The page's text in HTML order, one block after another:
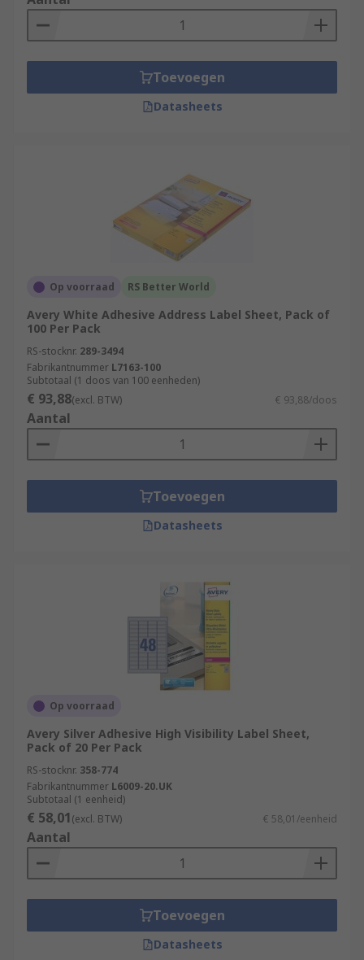
Toevoegen
Datasheets
Op voorraad RS Better World
Avery White Adhesive Address Label Sheet, Pack of
100 Per Pack
RS-stocknr. 289-3494
Fabrikantnummer L7163-100
Subtotaal (1 doos van 100 eenheden)
€ 93,88(excl. BTW) € 93,88/doos
Aantal
Toevoegen
Datasheets
Op voorraad
Avery Silver Adhesive High Visibility Label Sheet,
Pack of 20 Per Pack
RS-stocknr. 358-774
Fabrikantnummer L6009-20.UK
Subtotaal (1 eenheid)
€ 58,01(excl. BTW) € 58,01/eenheid
Aantal
Toevoegen
Datasheets